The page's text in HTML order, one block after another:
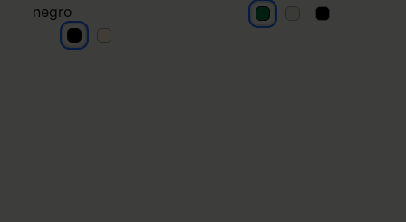
negro
negro
verde lima
verde lima
verde lima